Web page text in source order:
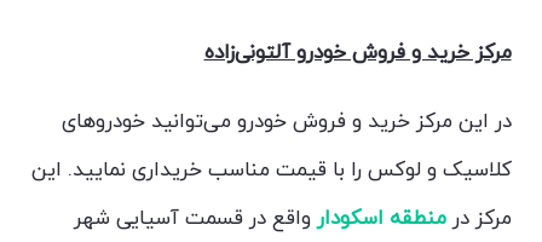
مرکز خرید و فروش خودرو آلتونی‌زاده
در این مرکز خرید و فروش خودرو می‌توانید خودروهای
کلاسیک و لوکس را با قیمت مناسب خریداری نمایید. این
مرکز درمنطقه اسکودار واقع در قسمت آسیایی شهر